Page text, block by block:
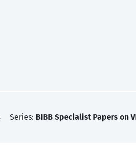
Series: BIBB Specialist Papers on